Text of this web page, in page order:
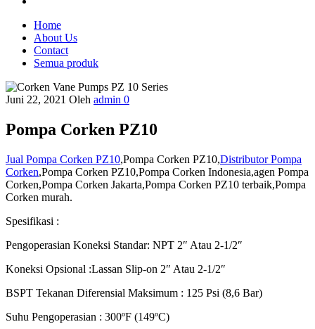
Home
About Us
Contact
Semua produk
Juni 22, 2021 Oleh admin 0
Pompa Corken PZ10
Jual Pompa Corken PZ10,Pompa Corken PZ10,Distributor Pompa
Corken,Pompa Corken PZ10,Pompa Corken Indonesia,agen Pompa
Corken,Pompa Corken Jakarta,Pompa Corken PZ10 terbaik,Pompa
Corken murah.
Spesifikasi :
Pengoperasian Koneksi Standar: NPT 2″ Atau 2-1/2″
Koneksi Opsional :Lassan Slip-on 2″ Atau 2-1/2″
BSPT Tekanan Diferensial Maksimum : 125 Psi (8,6 Bar)
Suhu Pengoperasian : 300ºF (149ºC)